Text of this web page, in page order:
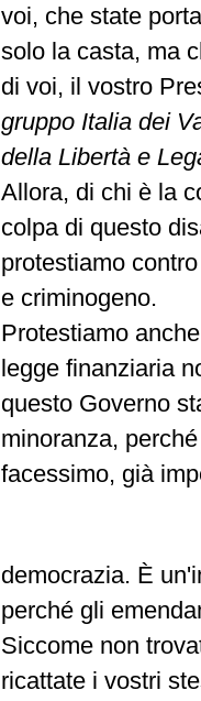
voi, che state
solo la casta, ma
di voi, il vostro
gruppo Italia dei
della Libertà e
Allora, di chi è la
colpa di questo
protestiamo
e criminogeno.
Protestiamo
legge finanziaria
questo Governo
minoranza,
facessimo, già
democrazia. È
perché gli
Siccome non
ricattate i vostri